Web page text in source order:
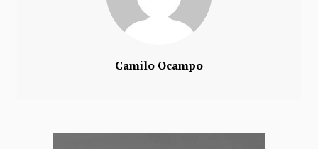
Camilo Ocampo